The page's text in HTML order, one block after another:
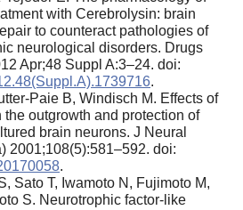
with Cerebrolysin: brain
to counteract pathologies of
neurological disorders. Drugs
Apr;48 Suppl A:3–24. doi:
.
Paie B, Windisch M. Effects of
outgrowth and protection of
brain neurons. J Neural
2001;108(5):581–592. doi:
.
Sato T, Iwamoto N, Fujimoto M,
S. Neurotrophic factor-like